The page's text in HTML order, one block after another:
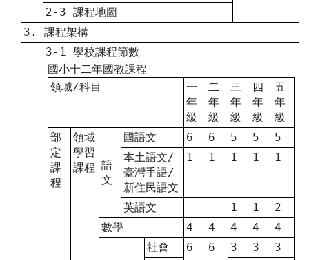
2-3 課程地圖
3. 課程架構
3-1 學校課程節數
國小十二年國教課程
領域/科目
一
年
級
二
年
級
三
年
級
四
年
級
五
年
級
部
定
課
程
領域
學習
課程 語
文
國語文 6 6 5 5
5
本土語文/
臺灣手語/
新住民語文
1 1 1 1 1
英語文 - 1 1
2
數學
4 4 4 4 4
社會 6 6 3 3
3